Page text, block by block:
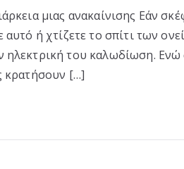
μιας ανακαίνισης Εάν
ή χτίζετε το σπίτι των
ηλεκτρική του καλωδίωση. Ενώ
κρατήσουν […]